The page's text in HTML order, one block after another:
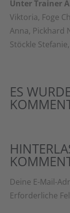
Unter Trainer
Viktoria, Foge
Anna, Pickhard
Stöckle
ES
Deine E-Mail-
Erforderliche